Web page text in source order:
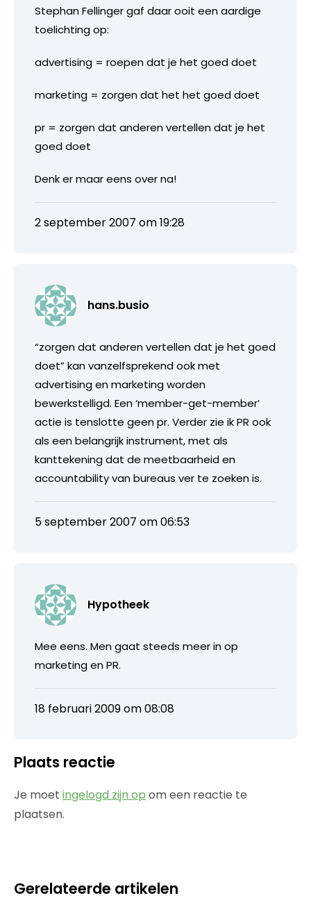
Stephan Fellinger gaf daar ooit een aardige
toelichting op:
advertising = roepen dat je het goed doet
marketing = zorgen dat het het goed doet
pr = zorgen dat anderen vertellen dat je het
goed doet
Denk er maar eens over na!
2 september 2007 om 19:28
hans.busio
“zorgen dat anderen vertellen dat je het goed
doet” kan vanzelfsprekend ook met
advertising en marketing worden
bewerkstelligd. Een ‘member-get-member’
actie is tenslotte geen pr. Verder zie ik PR ook
als een belangrijk instrument, met als
kanttekening dat de meetbaarheid en
accountability van bureaus ver te zoeken is.
5 september 2007 om 06:53
Hypotheek
Mee eens. Men gaat steeds meer in op
marketing en PR.
18 februari 2009 om 08:08
Plaats reactie
Je moet ingelogd zijn op om een reactie te
plaatsen.
Gerelateerde artikelen